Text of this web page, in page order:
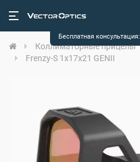
Коллиматорные прицелы
Frenzy-S 1x17x21 GENII
Бесплатная консультация: